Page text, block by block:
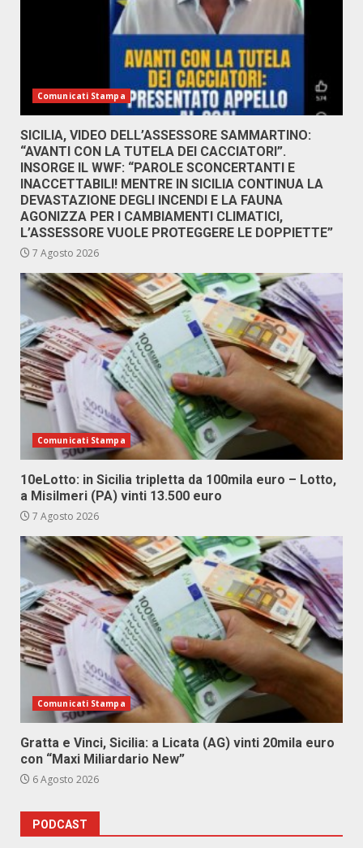
Comunicati Stampa
SICILIA, VIDEO DELL’ASSESSORE SAMMARTINO:
“AVANTI CON LA TUTELA DEI CACCIATORI”.
INSORGE IL WWF: “PAROLE SCONCERTANTI E
INACCETTABILI! MENTRE IN SICILIA CONTINUA LA
DEVASTAZIONE DEGLI INCENDI E LA FAUNA
AGONIZZA PER I CAMBIAMENTI CLIMATICI,
L’ASSESSORE VUOLE PROTEGGERE LE DOPPIETTE”
7 Agosto 2026
Comunicati Stampa
10eLotto: in Sicilia tripletta da 100mila euro – Lotto,
a Misilmeri (PA) vinti 13.500 euro
7 Agosto 2026
Comunicati Stampa
Gratta e Vinci, Sicilia: a Licata (AG) vinti 20mila euro
con “Maxi Miliardario New”
6 Agosto 2026
PODCAST